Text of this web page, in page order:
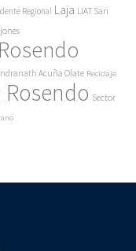
Regional Laja LIAT San
Acuña Olate Reciclaje
Rosendo Sector